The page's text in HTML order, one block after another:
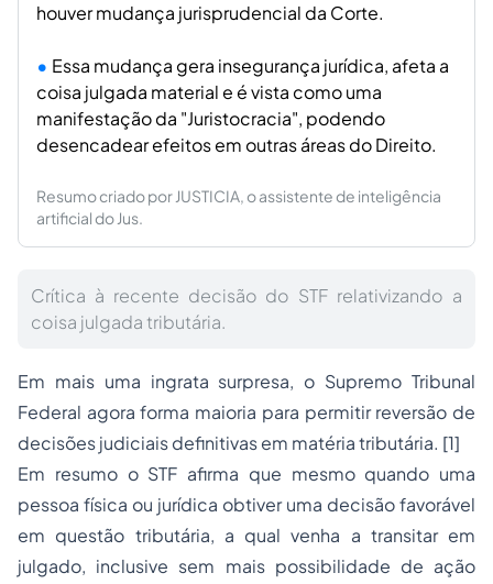
houver mudança jurisprudencial da Corte.
Essa mudança gera insegurança jurídica, afeta a
coisa julgada material e é vista como uma
manifestação da "Juristocracia", podendo
desencadear efeitos em outras áreas do Direito.
Resumo criado por JUSTICIA, o assistente de inteligência
artificial do Jus.
Crítica à recente decisão do STF relativizando a
coisa julgada tributária.
Em mais uma ingrata surpresa, o Supremo Tribunal
Federal agora forma maioria para permitir reversão de
decisões judiciais definitivas em matéria tributária. [1]
Em resumo o STF afirma que mesmo quando uma
pessoa física ou jurídica obtiver uma decisão favorável
em questão tributária, a qual venha a transitar em
julgado, inclusive sem mais possibilidade de ação